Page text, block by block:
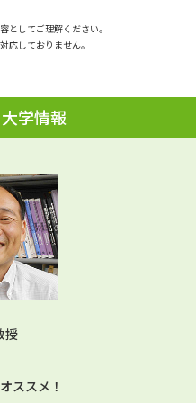
夢ナビライブ
ポート
受付内容・発送状況の確認
個人情報取扱規定
テレメール進学カタログ
としてご理解ください。
応しておりません。
学情報
授
ススメ！